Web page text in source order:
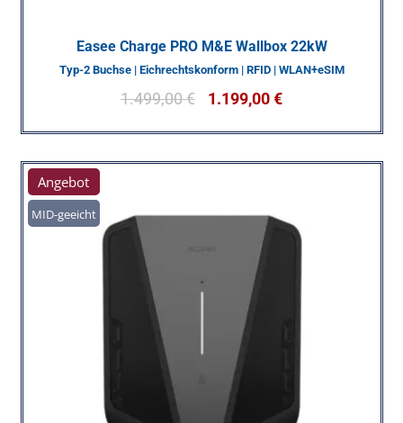
Easee Charge PRO M&E Wallbox 22kW
Typ-2 Buchse | Eichrechtskonform | RFID | WLAN+eSIM
1.499,00€ 1.199,00€
MID-geeicht
Angebot